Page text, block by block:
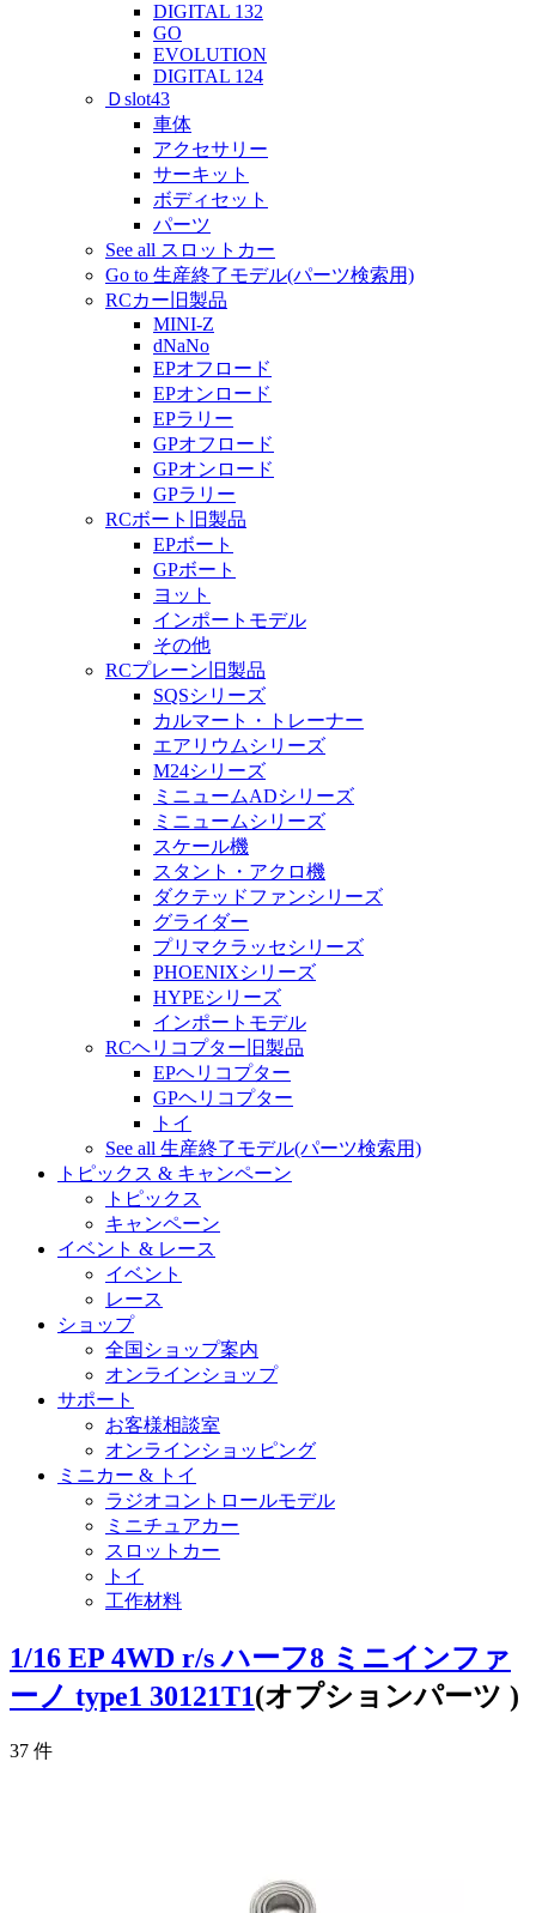
DIGITAL 132
GO
EVOLUTION
DIGITAL 124
Ｄslot43
車体
アクセサリー
サーキット
ボディセット
パーツ
See all スロットカー
Go to 生産終了モデル(パーツ検索用)
RCカー旧製品
MINI-Z
dNaNo
EPオフロード
EPオンロード
EPラリー
GPオフロード
GPオンロード
GPラリー
RCボート旧製品
EPボート
GPボート
ヨット
インポートモデル
その他
RCプレーン旧製品
SQSシリーズ
カルマート・トレーナー
エアリウムシリーズ
M24シリーズ
ミニュームADシリーズ
ミニュームシリーズ
スケール機
スタント・アクロ機
ダクテッドファンシリーズ
グライダー
プリマクラッセシリーズ
PHOENIXシリーズ
HYPEシリーズ
インポートモデル
RCヘリコプター旧製品
EPヘリコプター
GPヘリコプター
トイ
See all 生産終了モデル(パーツ検索用)
トピックス & キャンペーン
トピックス
キャンペーン
イベント & レース
イベント
レース
ショップ
全国ショップ案内
オンラインショップ
サポート
お客様相談室
オンラインショッピング
ミニカー & トイ
ラジオコントロールモデル
ミニチュアカー
スロットカー
トイ
工作材料
1/16 EP 4WD r/s ハーフ8 ミニインファ
ーノ type1 30121T1(オプションパーツ )
37 件